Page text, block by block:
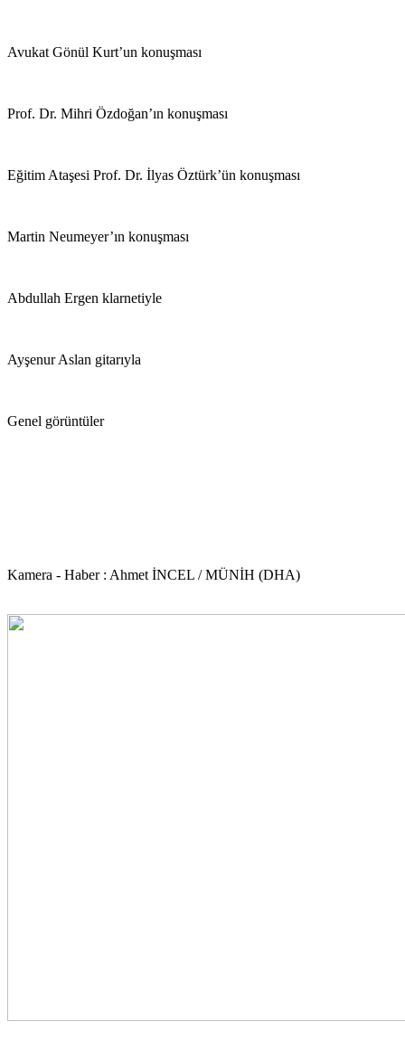
Avukat Gönül Kurt’un konuşması
Prof. Dr. Mihri Özdoğan’ın konuşması
Eğitim Ataşesi Prof. Dr. İlyas Öztürk’ün konuşması
Martin Neumeyer’ın konuşması
Abdullah Ergen klarnetiyle
Ayşenur Aslan gitarıyla
Genel görüntüler
Kamera - Haber : Ahmet İNCEL / MÜNİH (DHA)